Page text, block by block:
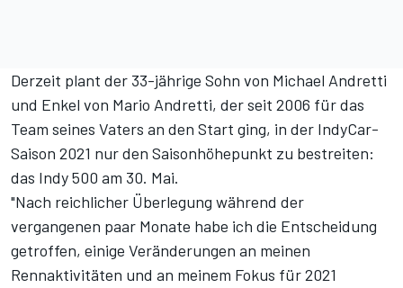
Derzeit plant der 33-jährige Sohn von Michael Andretti
und Enkel von Mario Andretti, der seit 2006 für das
Team seines Vaters an den Start ging, in der IndyCar-
Saison 2021 nur den Saisonhöhepunkt zu bestreiten:
das Indy 500 am 30. Mai.
"Nach reichlicher Überlegung während der
vergangenen paar Monate habe ich die Entscheidung
getroffen, einige Veränderungen an meinen
Rennaktivitäten und an meinem Fokus für 2021